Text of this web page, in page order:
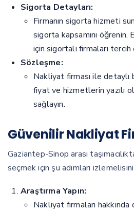
Sigorta Detayları:
Firmanın sigorta hizmeti
sigorta kapsamını öğrenin.
için sigortalı firmaları tercih
Sözleşme:
Nakliyat firması ile detaylı
fiyat ve hizmetlerin yazılı
sağlayın.
Güvenilir Nakliyat
Gaziantep-Sinop arası
seçmek için şu adımları
Araştırma Yapın:
Nakliyat firmaları hakkında